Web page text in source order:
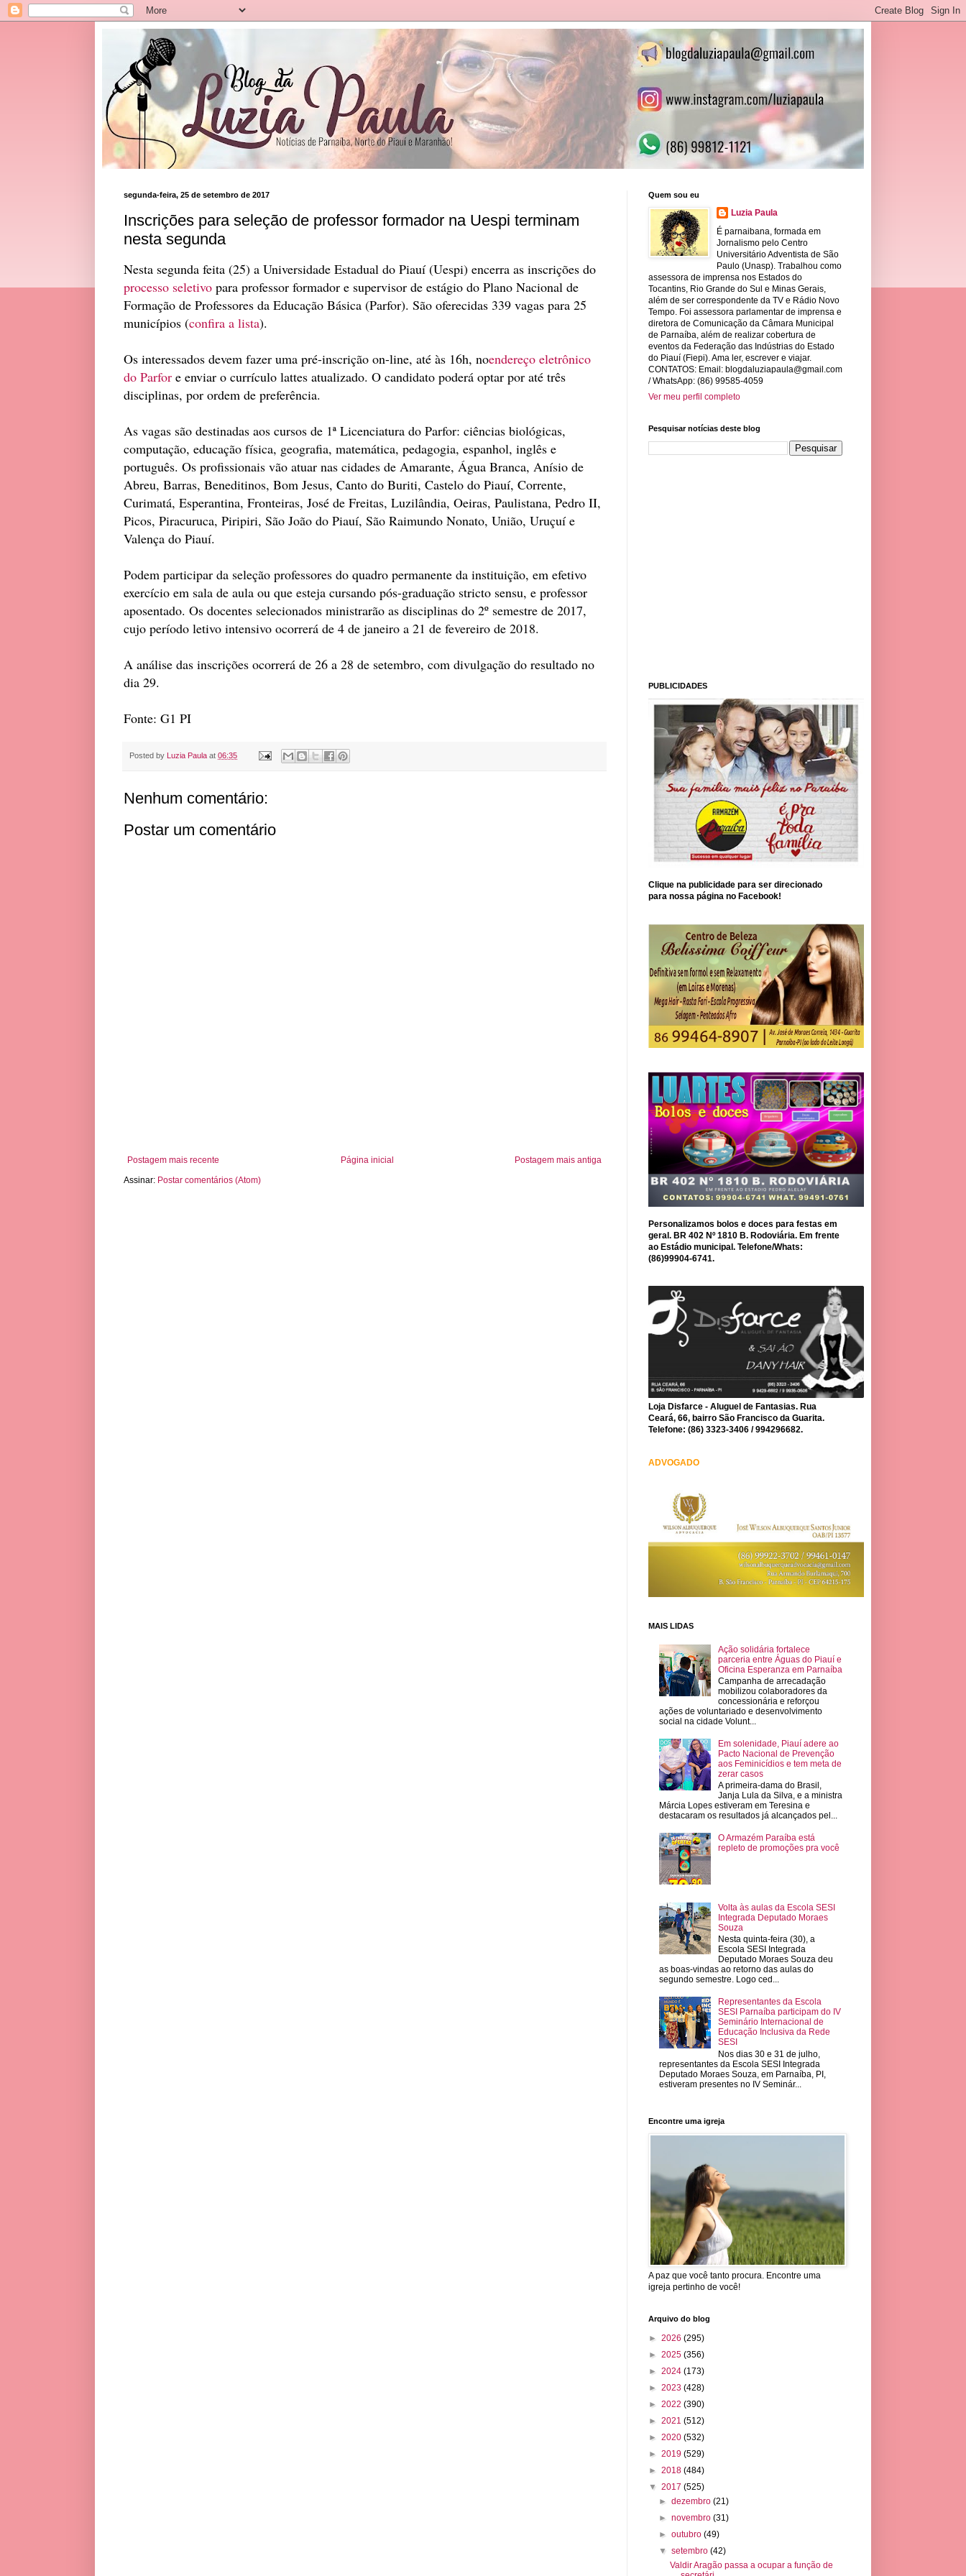
segunda-feira, 25 de setembro de 2017
Inscrições para seleção de professor formador na Uespi terminam
nesta segunda
Nesta segunda feita (25) a Universidade Estadual do Piauí (Uespi) encerra as inscrições do
processo seletivo para professor formador e supervisor de estágio do Plano Nacional de
Formação de Professores da Educação Básica (Parfor). São oferecidas 339 vagas para 25
municípios (confira a lista).
Os interessados devem fazer uma pré-inscrição on-line, até às 16h, noendereço eletrônico
do Parfor e enviar o currículo lattes atualizado. O candidato poderá optar por até três
disciplinas, por ordem de preferência.
As vagas são destinadas aos cursos de 1ª Licenciatura do Parfor: ciências biológicas,
computação, educação física, geografia, matemática, pedagogia, espanhol, inglês e
português. Os profissionais vão atuar nas cidades de Amarante, Água Branca, Anísio de
Abreu, Barras, Beneditinos, Bom Jesus, Canto do Buriti, Castelo do Piauí, Corrente,
Curimatá, Esperantina, Fronteiras, José de Freitas, Luzilândia, Oeiras, Paulistana, Pedro II,
Picos, Piracuruca, Piripiri, São João do Piauí, São Raimundo Nonato, União, Uruçuí e
Valença do Piauí.
Podem participar da seleção professores do quadro permanente da instituição, em efetivo
exercício em sala de aula ou que esteja cursando pós-graduação stricto sensu, e professor
aposentado. Os docentes selecionados ministrarão as disciplinas do 2º semestre de 2017,
cujo período letivo intensivo ocorrerá de 4 de janeiro a 21 de fevereiro de 2018.
A análise das inscrições ocorrerá de 26 a 28 de setembro, com divulgação do resultado no
dia 29.
Fonte: G1 PI
Posted by Luzia Paula at 06:35
Nenhum comentário:
Postar um comentário
Postagem mais recente Postagem mais antiga
Página inicial
Assinar: Postar comentários (Atom)
Quem sou eu
Luzia Paula
É parnaibana, formada em
Jornalismo pelo Centro
Universitário Adventista de São
Paulo (Unasp). Trabalhou como
assessora de imprensa nos Estados do
Tocantins, Rio Grande do Sul e Minas Gerais,
além de ser correspondente da TV e Rádio Novo
Tempo. Foi assessora parlamentar de imprensa e
diretora de Comunicação da Câmara Municipal
de Parnaíba, além de realizar cobertura de
eventos da Federação das Indústrias do Estado
do Piauí (Fiepi). Ama ler, escrever e viajar.
CONTATOS: Email: blogdaluziapaula@gmail.com
/ WhatsApp: (86) 99585-4059
Ver meu perfil completo
Pesquisar notícias deste blog
PUBLICIDADES
Clique na publicidade para ser direcionado
para nossa página no Facebook!
Personalizamos bolos e doces para festas em
geral. BR 402 Nº 1810 B. Rodoviária. Em frente
ao Estádio municipal. Telefone/Whats:
(86)99904-6741.
Loja Disfarce - Aluguel de Fantasias. Rua
Ceará, 66, bairro São Francisco da Guarita.
Telefone: (86) 3323-3406 / 994296682.
ADVOGADO
MAIS LIDAS
Ação solidária fortalece
parceria entre Águas do Piauí e
Oficina Esperanza em Parnaíba
Campanha de arrecadação
mobilizou colaboradores da
concessionária e reforçou
ações de voluntariado e desenvolvimento
social na cidade Volunt...
Em solenidade, Piauí adere ao
Pacto Nacional de Prevenção
aos Feminicídios e tem meta de
zerar casos
A primeira-dama do Brasil,
Janja Lula da Silva, e a ministra
Márcia Lopes estiveram em Teresina e
destacaram os resultados já alcançados pel...
O Armazém Paraíba está
repleto de promoções pra você
Volta às aulas da Escola SESI
Integrada Deputado Moraes
Souza
Nesta quinta-feira (30), a
Escola SESI Integrada
Deputado Moraes Souza deu
as boas-vindas ao retorno das aulas do
segundo semestre. Logo ced...
Representantes da Escola
SESI Parnaíba participam do IV
Seminário Internacional de
Educação Inclusiva da Rede
SESI
Nos dias 30 e 31 de julho,
representantes da Escola SESI Integrada
Deputado Moraes Souza, em Parnaíba, PI,
estiveram presentes no IV Seminár...
Encontre uma igreja
A paz que você tanto procura. Encontre uma
igreja pertinho de você!
Arquivo do blog
► 2026 (295)
► 2025 (356)
► 2024 (173)
► 2023 (428)
► 2022 (390)
► 2021 (512)
► 2020 (532)
► 2019 (529)
► 2018 (484)
▼ 2017 (525)
►dezembro(21)
►novembro(31)
►outubro(49)
▼setembro(42)
Valdir Aragão passa a ocupar a função de